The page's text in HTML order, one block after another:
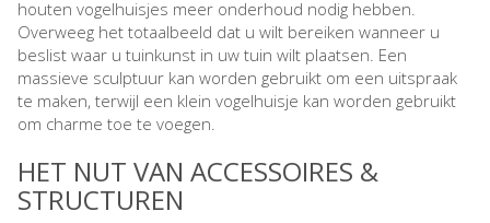
houten vogelhuisjes meer onderhoud nodig hebben.
Overweeg het totaalbeeld dat u wilt bereiken wanneer u
beslist waar u tuinkunst in uw tuin wilt plaatsen. Een
massieve sculptuur kan worden gebruikt om een uitspraak
te maken, terwijl een klein vogelhuisje kan worden gebruikt
om charme toe te voegen.
HET NUT VAN ACCESSOIRES &
STRUCTUREN